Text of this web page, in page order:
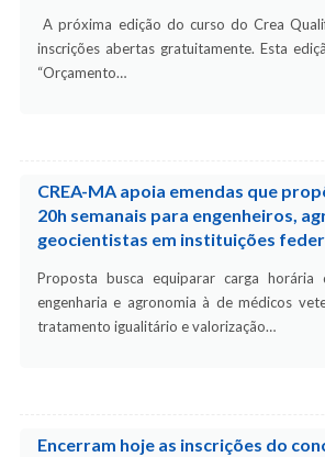
A próxima edição do curso do Crea
inscrições abertas gratuitamente. Esta
“Orçamento…
CREA-MA apoia emendas que
20h semanais para engenheiros,
geocientistas em instituições
Proposta busca equiparar carga horária
engenharia e agronomia à de médicos
tratamento igualitário e valorização…
Encerram hoje as inscrições do